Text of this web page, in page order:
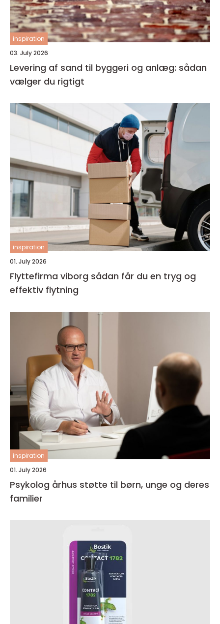
inspiration
03. July 2026
Levering af sand til byggeri og anlæg: sådan
vælger du rigtigt
inspiration
01. July 2026
Flyttefirma viborg sådan får du en tryg og
effektiv flytning
inspiration
01. July 2026
Psykolog århus støtte til børn, unge og deres
familier